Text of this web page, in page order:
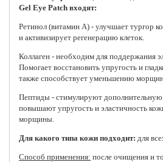
Gel Eye Patch входят:
Ретинол (витамин А) - улучшает тургор
и активизирует регенерацию клеток.
Коллаген - необходим для поддержания
Помогает восстановить упругость и
также способствует уменьшению
Пептиды - стимулируют дополнительную
повышают упругость и эластичность
морщины.
Для какого типа кожи подходит: для
Способ применения: после очищения и